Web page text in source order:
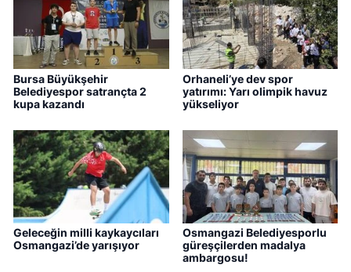
Bursa Büyükşehir
Belediyespor satrançta 2
kupa kazandı
Orhaneli’ye dev spor
yatırımı: Yarı olimpik havuz
yükseliyor
Geleceğin milli kaykaycıları
Osmangazi’de yarışıyor
Osmangazi Belediyesporlu
güreşçilerden madalya
ambargosu!